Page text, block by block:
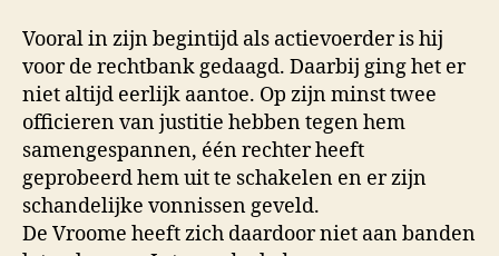
Vooral in zijn begintijd als actievoerder is hij
voor de rechtbank ge­daagd. Daarbij ging het er
niet altijd eerlijk aantoe. Op zijn minst twee
officieren van justitie hebben tegen hem
samen­ge­spannen, één rechter heeft
geprobeerd hem uit te schake­len en er zijn
schandelijke vonnissen ge­veld.
De Vroome heeft zich daardoor niet aan banden